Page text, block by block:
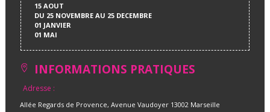
15 AOUT
DU 25 NOVEMBRE AU 25 DECEMBRE
01 JANVIER
01 MAI
INFORMATIONS PRATIQUES
Adresse :
Allée Regards de Provence, Avenue Vaudoyer 13002 Marseille